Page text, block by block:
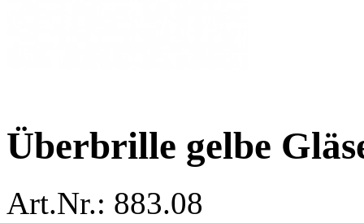
Überbrille gelbe
Art.Nr.: 883.08